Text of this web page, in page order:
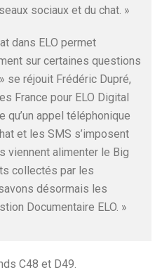
sociaux et du chat. »
dans ELO permet
sur certaines questions
se réjouit Frédéric Dupré,
France pour ELO Digital
qu’un appel téléphonique
et les SMS s’imposent
viennent alimenter le Big
collectés par les
désormais les
Documentaire ELO. »
C48 et D49.